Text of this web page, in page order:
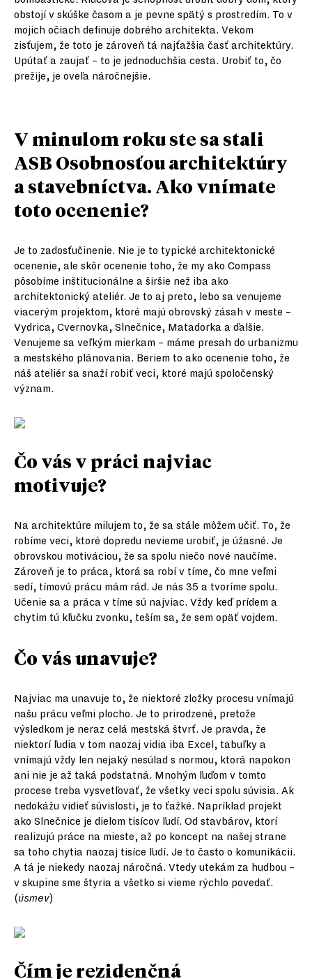
obstojí v skúške časom a je pevne spätý s prostredím. To v
mojich očiach definuje dobrého architekta. Vekom
zisťujem, že toto je zároveň tá najťažšia časť architektúry.
Upútať a zaujať – to je jednoduchšia cesta. Urobiť to, čo
prežije, je oveľa náročnejšie.
V minulom roku ste sa stali
ASB Osobnosťou architektúry
a stavebníctva. Ako vnímate
toto ocenenie?
Je to zadosťučinenie. Nie je to typické architektonické
ocenenie, ale skôr ocenenie toho, že my ako Compass
pôsobíme inštitucionálne a širšie než iba ako
architektonický ateliér. Je to aj preto, lebo sa venujeme
viacerým projektom, ktoré majú obrovský zásah v meste –
Vydrica, Cvernovka, Slnečnice, Matadorka a ďalšie.
Venujeme sa veľkým mierkam – máme presah do urbanizmu
a mestského plánovania. Beriem to ako ocenenie toho, že
náš ateliér sa snaží robiť veci, ktoré majú spoločenský
význam.
Čo vás v práci najviac
motivuje?
Na architektúre milujem to, že sa stále môžem učiť. To, že
robíme veci, ktoré dopredu nevieme urobiť, je úžasné. Je
obrovskou motiváciou, že sa spolu niečo nové naučíme.
Zároveň je to práca, ktorá sa robí v tíme, čo mne veľmi
sedí, tímovú prácu mám rád. Je nás 35 a tvoríme spolu.
Učenie sa a práca v tíme sú najviac. Vždy keď prídem a
chytím tú kľučku zvonku, teším sa, že sem opäť vojdem.
Čo vás unavuje?
Najviac ma unavuje to, že niektoré zložky procesu vnímajú
našu prácu veľmi plocho. Je to prirodzené, pretože
výsledkom je neraz celá mestská štvrť. Je pravda, že
niektorí ľudia v tom naozaj vidia iba Excel, tabuľky a
vnímajú vždy len nejaký nesúlad s normou, ktorá napokon
ani nie je až taká podstatná. Mnohým ľuďom v tomto
procese treba vysvetľovať, že všetky veci spolu súvisia. Ak
nedokážu vidieť súvislosti, je to ťažké. Napríklad projekt
ako Slnečnice je dielom tisícov ľudí. Od stavbárov, ktorí
realizujú práce na mieste, až po koncept na našej strane
sa toho chytia naozaj tisíce ľudí. Je to často o komunikácii.
A tá je niekedy naozaj náročná. Vtedy utekám za hudbou –
v skupine sme štyria a všetko si vieme rýchlo povedať.
(úsmev)
Čím je rezidenčná